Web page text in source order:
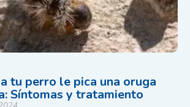
tu perro le pica una oruga
Síntomas y tratamiento